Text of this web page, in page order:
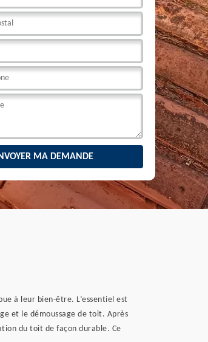
à leur bien-être. L’essentiel est
et le démoussage de toit. Après
du toit de façon durable. Ce